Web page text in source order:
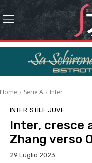
Home Serie A Inter
INTER STILE JUVE
Inter, cresce
Zhang verso
29 Luglio 2023